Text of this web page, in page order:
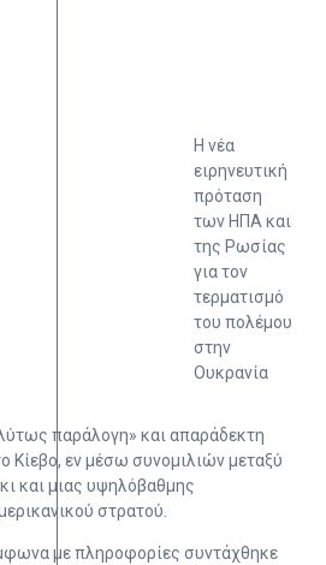
Η νέα
ειρηνευτική
πρόταση
των ΗΠΑ και
της Ρωσίας
για τον
τερματισμό
του πολέμου
στην
Ουκρανία
παράλογη» και απαράδεκτη
Κίεβο, εν μέσω συνομιλιών μεταξύ
και μιας υψηλόβαθμης
στρατού.
με πληροφορίες συντάχθηκε